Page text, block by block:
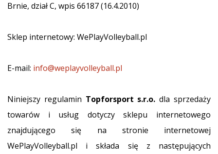
siatkarzy
porady
Ci
idealny
prezent!
Znajdź
buty,
ubrania
i…
Brnie, dział C, wpis 66187 (16.4.2010)
Sklep internetowy: WePlayVolleyball.pl
E-mail: info@weplayvolleyball.pl
Niniejszy regulamin Topforsport s.r.o. dla sprzedaży
towarów i usług dotyczy sklepu internetowego
znajdującego się na stronie internetowej
WePlayVolleyball.pl i składa się z następujących